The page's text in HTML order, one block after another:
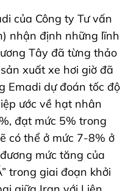
của Công ty Tư vấn
nhận định những lĩnh
Tây đã từng thảo
xuất xe hơi giờ đã
Emadi dự đoán tốc độ
ước về hạt nhân
đạt mức 5% trong
có thể ở mức 7-8% ở
mức tăng của
trong giai đoạn khởi